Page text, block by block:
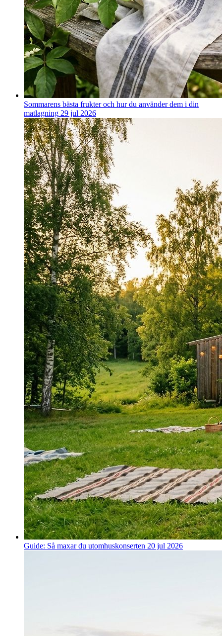
Sommarens bästa frukter och hur du använder dem i din
matlagning 29 jul 2026
Guide: Så maxar du utomhuskonserten 20 jul 2026